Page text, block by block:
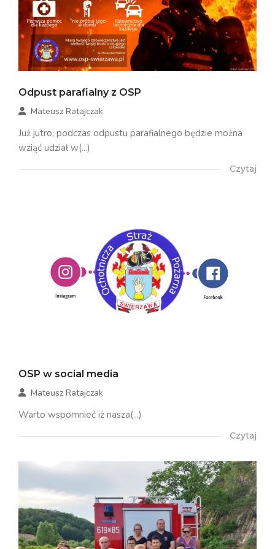
Odpust parafialny z OSP
Mateusz Ratajczak
Już jutro, podczas odpustu parafialnego będzie można
wziąć udział w(...)
Czytaj
OSP w social media
Mateusz Ratajczak
Warto wspomnieć iż nasza(...)
Czytaj